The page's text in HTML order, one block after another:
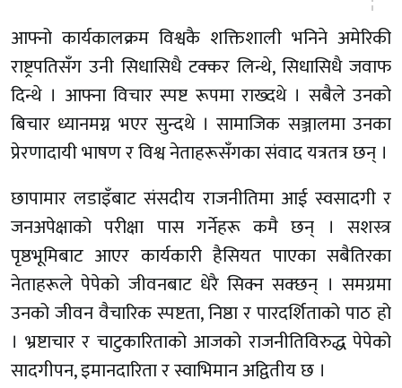
आफ्नो कार्यकालक्रम विश्वकै शक्तिशाली भनिने अमेरिकी
राष्ट्रपतिसँग उनी सिधासिधै टक्कर लिन्थे, सिधासिधै जवाफ
दिन्थे । आफ्ना विचार स्पष्ट रूपमा राख्दथे । सबैले उनको
बिचार ध्यानमग्न भएर सुन्दथे । सामाजिक सञ्जालमा उनका
प्रेरणादायी भाषण र विश्व नेताहरूसँगका संवाद यत्रतत्र छन् ।
छापामार लडाइँबाट संसदीय राजनीतिमा आई स्वसादगी र
जनअपेक्षाको परीक्षा पास गर्नेहरू कमै छन् । सशस्त्र
पृष्ठभूमिबाट आएर कार्यकारी हैसियत पाएका सबैतिरका
नेताहरूले पेपेको जीवनबाट धेरै सिक्न सक्छन् । समग्रमा
उनको जीवन वैचारिक स्पष्टता, निष्ठा र पारदर्शिताको पाठ हो
। भ्रष्टाचार र चाटुकारिताको आजको राजनीतिविरुद्ध पेपेको
सादगीपन, इमानदारिता र स्वाभिमान अद्वितीय छ ।